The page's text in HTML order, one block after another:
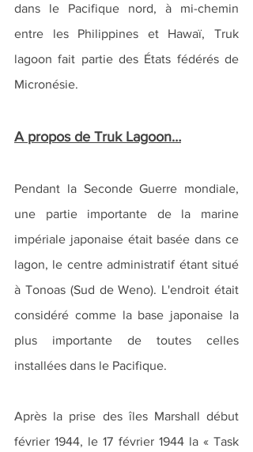
dans le Pacifique nord, à mi-chemin
entre les Philippines et Hawaï, Truk
lagoon fait partie des États fédérés de
Micronésie.
A propos de Truk Lagoon…
Pendant la Seconde Guerre mondiale,
une partie importante de la marine
impériale japonaise était basée dans ce
lagon, le centre administratif étant situé
à Tonoas (Sud de Weno). L'endroit était
considéré comme la base japonaise la
plus importante de toutes celles
installées dans le Pacifique.
Après la prise des îles Marshall début
février 1944, le 17 février 1944 la « Task